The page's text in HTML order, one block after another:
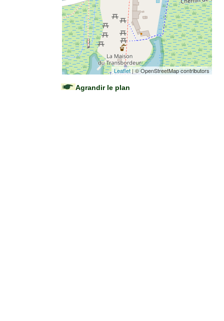
Leaflet | © OpenStreetMap contributors
Agrandir le plan